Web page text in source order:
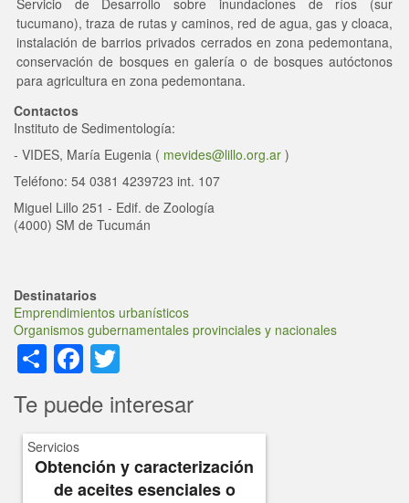
Servicio de Desarrollo sobre inundaciones de ríos (sur
tucumano), traza de rutas y caminos, red de agua, gas y cloaca,
instalación de barrios privados cerrados en zona pedemontana,
conservación de bosques en galería o de bosques autóctonos
para agricultura en zona pedemontana.
Contactos
Instituto de Sedimentología:
- VIDES, María Eugenia ( mevides@lillo.org.ar )
Teléfono: 54 0381 4239723 int. 107
Miguel Lillo 251 - Edif. de Zoología
(4000) SM de Tucumán
Destinatarios
Emprendimientos urbanísticos
Organismos gubernamentales provinciales y nacionales
ShareFacebook
Te puede interesar
Servicios
Obtención y caracterización
de aceites esenciales o